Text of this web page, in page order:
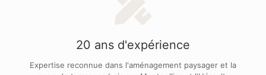
20 ans d'expérience
Expertise reconnue dans l'aménagement paysager et la